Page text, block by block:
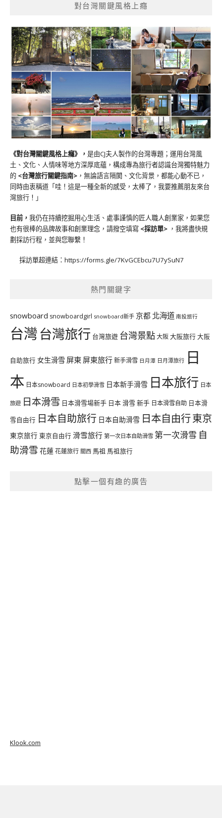
對台灣關鍵風格上癮
《對台灣關鍵風格上癮》 ， 是由CJ夫人製作的台灣專題；運用台灣風
土、文化、人情味等地方深厚底蘊，構成專為旅行者認識台灣獨特魅力
的 <台灣旅行關鍵指南> ，無論語言隔閡、文化背景，都能心動不已，
同時由衷稱道「哇！這是一種全新的感受，太棒了，我要推薦朋友來台
灣旅行！」
目前， 我仍在持續挖掘用心生活、處事謹慎的匠人職人創業家，如果您
也有很棒的品牌故事和創業理念，請撥空填寫 <採訪單> ，我將盡快規
劃採訪行程，並與您聯繫！
採訪單超連結： https://forms.gle/7KvGCEbcu7U7ySuN7
熱門關鍵字
snowboard snowboardgirl snowboard新手 京都 北海道 南投旅行
台灣台灣旅行 台灣旅遊 台灣景點大阪大阪旅行大阪
自助旅行 女生滑雪 屏東 屏東旅行新手滑雪 日月潭 日月潭旅行 日
本 日本snowboard 日本初學滑雪 日本新手滑雪 日本旅行 日本
旅遊 日本滑雪 日本滑雪場新手 日本 滑雪 新手 日本滑雪自助 日本滑
雪自由行 日本自助旅行 日本自助滑雪 日本自由行東京
東京旅行 東京自由行 滑雪旅行 第一次日本自助滑雪 第一次滑雪 自
助滑雪 花蓮花蓮旅行 關西 馬祖 馬祖旅行
點擊一個有趣的廣告
Klook.com